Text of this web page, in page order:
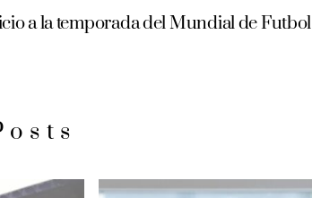
a la temporada del Mundial de Futbol